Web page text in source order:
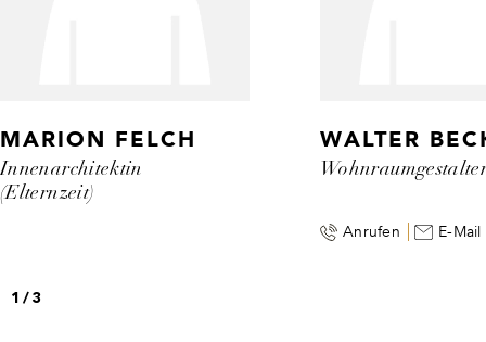
MARION FELCH
Innenarchitektin
(Elternzeit)
WALTER
Anrufen E-Mail
1/3